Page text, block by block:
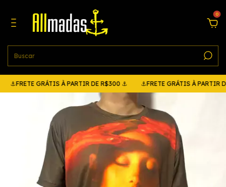
0
GRÁTIS À PARTIR DE R$300 ⚓ ⚓FRETE GRÁTIS À PARTIR DE